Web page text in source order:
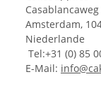
Amsterdam,
Niederlande
Tel:+31 (0) 85
E-Mail: